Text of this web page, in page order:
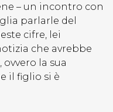
– un incontro con
parlarle del
cifre, lei
che avrebbe
la sua
il figlio si è